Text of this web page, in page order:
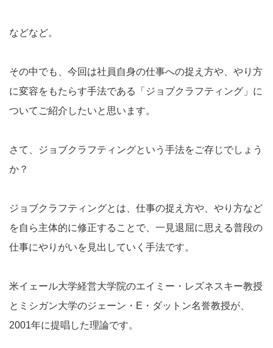
などなど。
その中でも、今回は社員自身の仕事への捉え方や、やり方
に変容をもたらす手法である「ジョブクラフティング」に
ついてご紹介したいと思います。
さて、ジョブクラフティングという手法をご存じでしょう
か？
ジョブクラフティングとは、仕事の捉え方や、やり方など
を自ら主体的に修正することで、一見退屈に思える普段の
仕事にやりがいを見出していく手法です。
米イェール大学経営大学院のエイミー・レズネスキー教授
とミシガン大学のジェーン・E・ダットン名誉教授が、
2001年に提唱した理論です。